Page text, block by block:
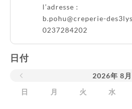
l’adresse :
b.pohu@creperie-
0237284202
日付
2026年 8月
日
月 火 水